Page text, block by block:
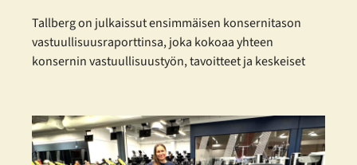
Tallberg on julkaissut ensimmäisen konsernitason
vastuullisuusraporttinsa, joka kokoaa yhteen
konsernin vastuullisuustyön, tavoitteet ja keskeiset
standardeja mukaillen. Tallberg ei kuulu lakisääteisen
kestävyysraportoinnin piiriin, mutta on päättänyt
raportoida vastuullisuudestaan vapaaehtoisesti.